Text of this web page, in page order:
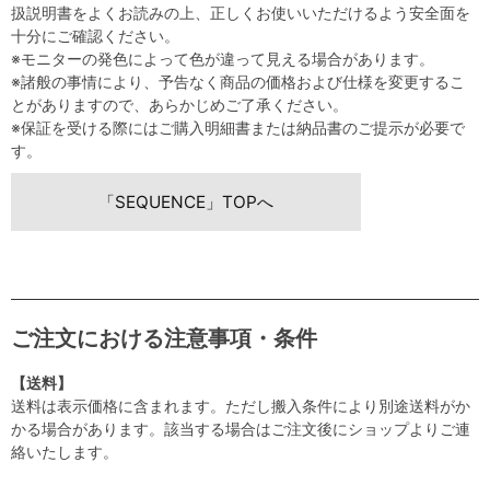
扱説明書をよくお読みの上、正しくお使いいただけるよう安全面を
十分にご確認ください。
※モニターの発色によって色が違って見える場合があります。
※諸般の事情により、予告なく商品の価格および仕様を変更するこ
とがありますので、あらかじめご了承ください。
※保証を受ける際にはご購入明細書または納品書のご提示が必要で
す。
「SEQUENCE」TOPへ
ご注文における注意事項・条件
【送料】
送料は表示価格に含まれます。ただし搬入条件により別途送料がか
かる場合があります。該当する場合はご注文後にショップよりご連
絡いたします。